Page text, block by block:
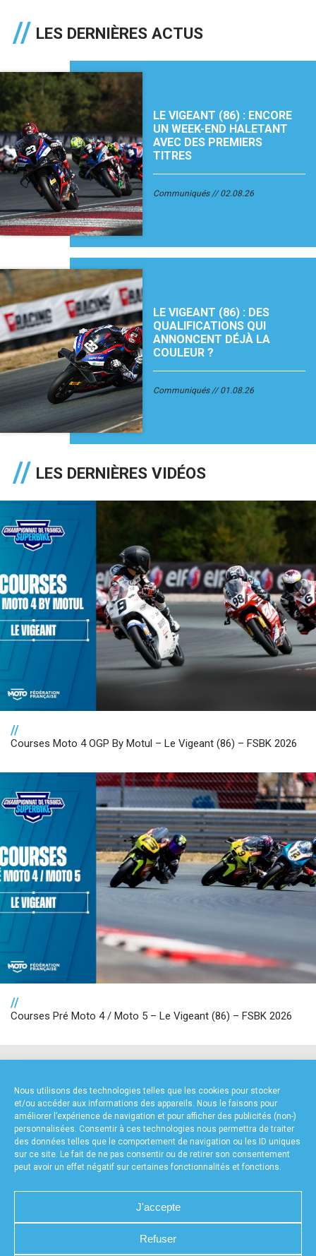
Nous utilisons des technologies telles que les cookies pour stocker
et/ou accéder aux informations des appareils. Nous le faisons pour
améliorer l’expérience de navigation et pour afficher des publicités (non-)
personnalisées. Consentir à ces technologies nous permettra de traiter
des données telles que le comportement de navigation ou les ID uniques
sur ce site. Le fait de ne pas consentir ou de retirer son consentement
peut avoir un effet négatif sur certaines fonctionnalités et fonctions.
J'accepte
Refuser
LES DERNIÈRES ACTUS
LE VIGEANT (86) : ENCORE
UN WEEK-END HALETANT
AVEC DES PREMIERS
TITRES
Communiqués 02.08.26
LE VIGEANT (86) : DES
QUALIFICATIONS QUI
ANNONCENT DÉJÀ LA
COULEUR ?
Communiqués 01.08.26
LES DERNIÈRES VIDÉOS
//
Courses Moto 4 OGP By Motul – Le Vigeant (86) – FSBK 2026
//
Courses Pré Moto 4 / Moto 5 – Le Vigeant (86) – FSBK 2026